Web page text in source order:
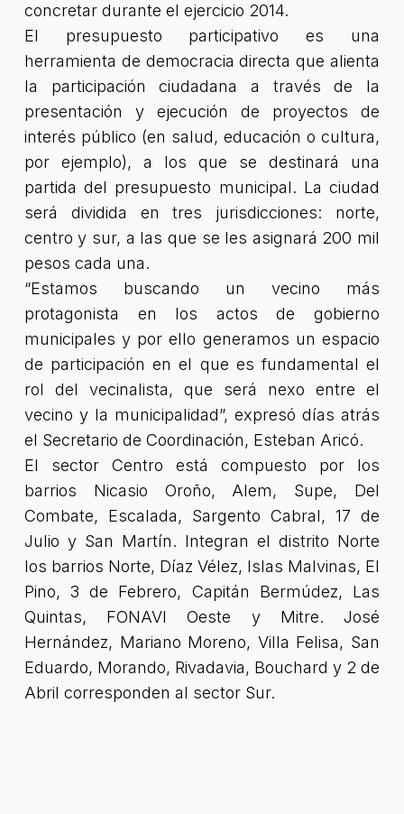
concretar durante el ejercicio 2014.
El presupuesto participativo es una
herramienta de democracia directa que alienta
la participación ciudadana a través de la
presentación y ejecución de proyectos de
interés público (en salud, educación o cultura,
por ejemplo), a los que se destinará una
partida del presupuesto municipal. La ciudad
será dividida en tres jurisdicciones: norte,
centro y sur, a las que se les asignará 200 mil
pesos cada una.
“Estamos buscando un vecino más
protagonista en los actos de gobierno
municipales y por ello generamos un espacio
de participación en el que es fundamental el
rol del vecinalista, que será nexo entre el
vecino y la municipalidad”, expresó días atrás
el Secretario de Coordinación, Esteban Aricó.
El sector Centro está compuesto por los
barrios Nicasio Oroño, Alem, Supe, Del
Combate, Escalada, Sargento Cabral, 17 de
Julio y San Martín. Integran el distrito Norte
los barrios Norte, Díaz Vélez, Islas Malvinas, El
Pino, 3 de Febrero, Capitán Bermúdez, Las
Quintas, FONAVI Oeste y Mitre. José
Hernández, Mariano Moreno, Villa Felisa, San
Eduardo, Morando, Rivadavia, Bouchard y 2 de
Abril corresponden al sector Sur.